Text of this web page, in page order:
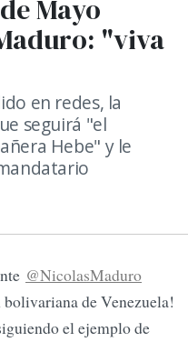
Mayo
"viva
en redes, la
seguirá "el
Hebe" y le
@NicolasMaduro
de Venezuela!
el ejemplo de